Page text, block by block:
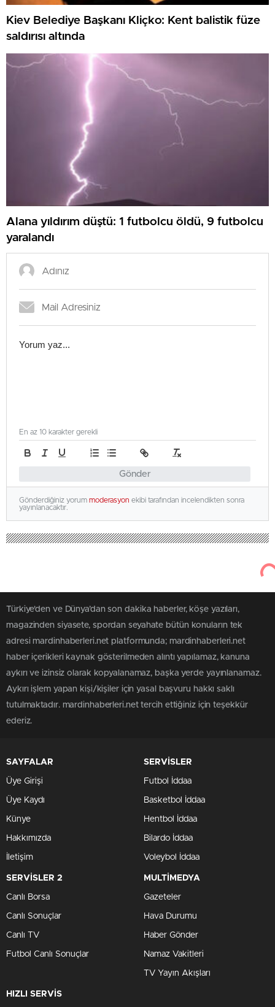
Kiev Belediye Başkanı Kliçko: Kent balistik füze
saldırısı altında
Alana yıldırım düştü: 1 futbolcu öldü, 9 futbolcu
yaralandı
Gönder
En az 10 karakter gerekli
Gönderdiğiniz yorum moderasyon ekibi tarafından incelendikten sonra
yayınlanacaktır.
Türkiye'den ve Dünya’dan son dakika haberler, köşe yazıları,
magazinden siyasete, spordan seyahate bütün konuların tek
adresi mardinhaberleri.net platformunda; mardinhaberleri.net
haber içerikleri kaynak gösterilmeden alıntı yapılamaz, kanuna
aykırı ve izinsiz olarak kopyalanamaz, başka yerde yayınlanamaz.
Aykırı işlem yapan kişi/kişiler için yasal başvuru hakkı saklı
tutulmaktadır. mardinhaberleri.net tercih ettiğiniz için teşekkür
ederiz.
SAYFALAR
Üye Girişi
Üye Kaydı
Künye
Hakkımızda
İletişim
SERVİSLER
Futbol İddaa
Basketbol İddaa
Hentbol İddaa
Bilardo İddaa
Voleybol İddaa
SERVİSLER 2
Canlı Borsa
Canlı Sonuçlar
Canlı TV
Futbol Canlı Sonuçlar
MULTİMEDYA
Gazeteler
Hava Durumu
Haber Gönder
Namaz Vakitleri
TV Yayın Akışları
HIZLI SERVİS